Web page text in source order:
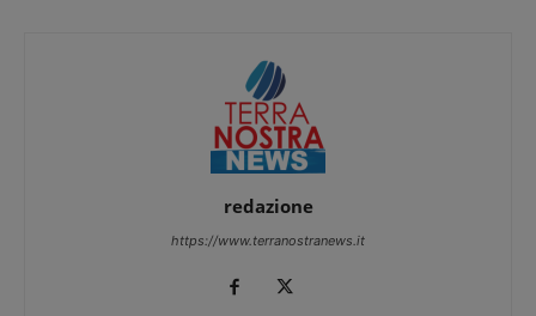
redazione
https://www.terranostranews.it